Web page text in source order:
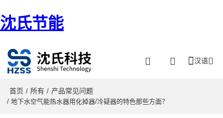
沈氏节能
汉语
首页 / 所有 / 产品常见问题
/ 地下水空气能热水器用化掉器/冷疑器的特色那些方面？